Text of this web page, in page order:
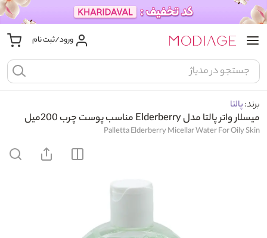
ورود/ثبت نام
برند:پالتا
میسلار واتر پالتا مدل Elderberry مناسب پوست چرب 200میل
Palletta Elderberry Micellar Water For Oily Skin